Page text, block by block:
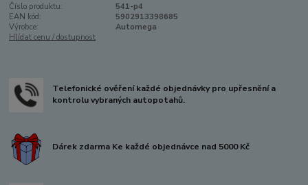
Číslo produktu:
541-p4
EAN kód:
5902913398685
Výrobce:
Automega
Hlídat cenu / dostupnost
Telefonické ověření každé objednávky pro upřesnění a
kontrolu vybraných autopotahů.
Dárek zdarma Ke každé objednávce nad 5000 Kč